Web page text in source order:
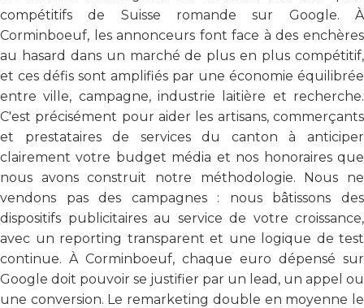
compétitifs de Suisse romande sur Google. À
Corminboeuf, les annonceurs font face à des enchères
au hasard dans un marché de plus en plus compétitif,
et ces défis sont amplifiés par une économie équilibrée
entre ville, campagne, industrie laitière et recherche.
C'est précisément pour aider les artisans, commerçants
et prestataires de services du canton à anticiper
clairement votre budget média et nos honoraires que
nous avons construit notre méthodologie. Nous ne
vendons pas des campagnes : nous bâtissons des
dispositifs publicitaires au service de votre croissance,
avec un reporting transparent et une logique de test
continue. À Corminboeuf, chaque euro dépensé sur
Google doit pouvoir se justifier par un lead, un appel ou
une conversion. Le remarketing double en moyenne le